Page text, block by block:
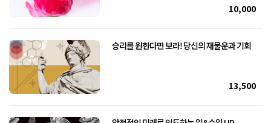
10,000
승리를 원한다면 보라! 당신의 재물운과 기회
13,500